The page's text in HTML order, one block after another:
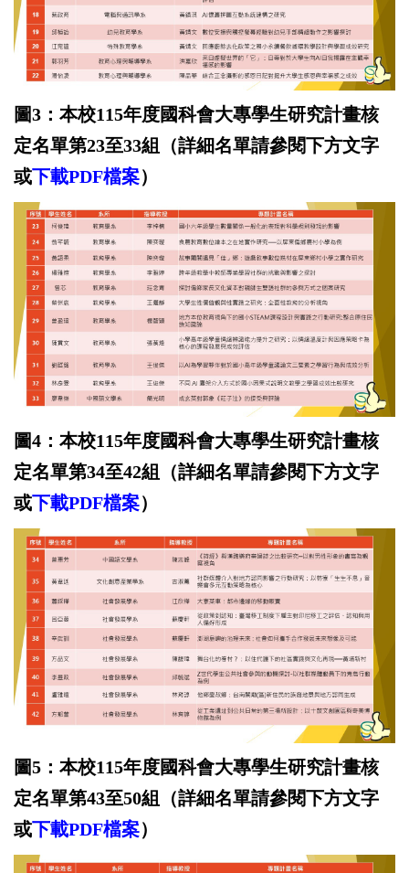
圖3：本校115年度國科會大專學生研究計畫核
定名單第23至33組 （詳細名單請參閱下方文字
或下載PDF檔案）
圖4：本校115年度國科會大專學生研究計畫核
定名單第34至42組
（詳細名單請參閱下方文字
或下載PDF檔案）
圖5：本校115年度國科會大專學生研究計畫核
定名單第43至50組
（詳細名單請參閱下方文字
或下載PDF檔案）